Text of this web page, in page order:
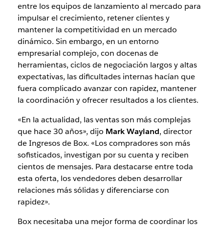
entre los equipos de lanzamiento al mercado para
impulsar el crecimiento, retener clientes y
mantener la competitividad en un mercado
dinámico. Sin embargo, en un entorno
empresarial complejo, con docenas de
herramientas, ciclos de negociación largos y altas
expectativas, las dificultades internas hacían que
fuera complicado avanzar con rapidez, mantener
la coordinación y ofrecer resultados a los clientes.
«En la actualidad, las ventas son más complejas
que hace 30 años», dijo Mark Wayland, director
de Ingresos de Box. «Los compradores son más
sofisticados, investigan por su cuenta y reciben
cientos de mensajes. Para destacarse entre toda
esta oferta, los vendedores deben desarrollar
relaciones más sólidas y diferenciarse con
rapidez».
Box necesitaba una mejor forma de coordinar los